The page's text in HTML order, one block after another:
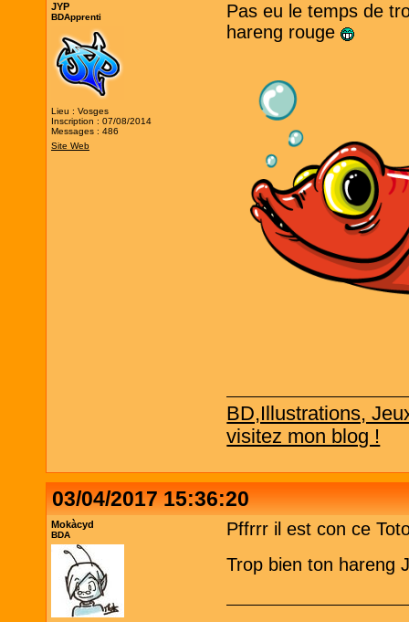
JYP
BDApprenti
Lieu : Vosges
Inscription : 07/08/2014
Messages : 486
Site Web
Pas eu le temps de
hareng rouge
BD,Illustrations,
visitez mon blog !
03/04/2017 15:36:20
Mokàcyd
BDA
Pffrrr il est con ce
Trop bien ton hareng